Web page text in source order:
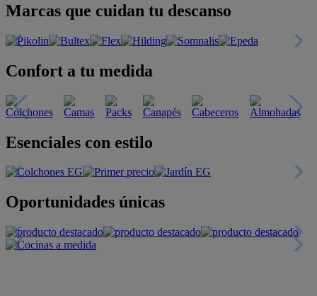
Marcas que cuidan tu descanso
Confort a tu medida
Esenciales con estilo
Oportunidades únicas